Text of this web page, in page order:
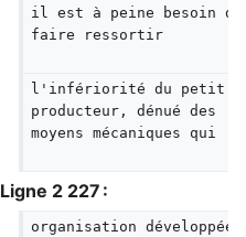
il est à peine besoin
faire ressortir
l'infériorité du petit
producteur, dénué des
moyens mécaniques qui
Ligne 2 227 :
organisation développée